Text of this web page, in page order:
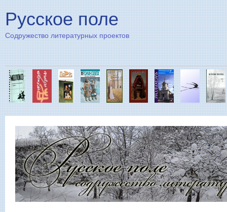
Русское поле
Содружество литературных проектов